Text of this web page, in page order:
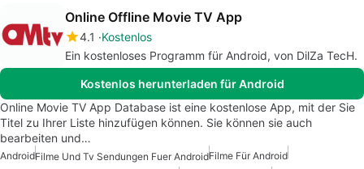
Online Offline Movie TV App
4.1
Kostenlos
Ein kostenloses Programm für Android, von DilZa TecH.
Kostenlos herunterladen für Android
Online Movie TV App Database ist eine kostenlose App, mit der Sie
Titel zu Ihrer Liste hinzufügen können. Sie können sie auch
bearbeiten und…
AndroidFilme Und Tv Sendungen Fuer AndroidFilme Für Android